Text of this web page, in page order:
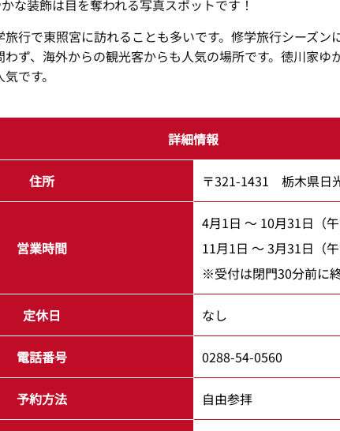
な装飾は目を奪われる写真スポットです！
行で東照宮に訪れることも多いです。修学旅行シーズン
ず、海外からの観光客からも人気の場所です。徳川家ゆ
です。
詳細情報
住所 〒321-1431 栃木県日
営業時間
4月1日 ～ 10月31日（
11月1日 ～ 3月31日（
※受付は閉門30分前に終
定休日 なし
電話番号 0288-54-0560
予約方法 自由参拝